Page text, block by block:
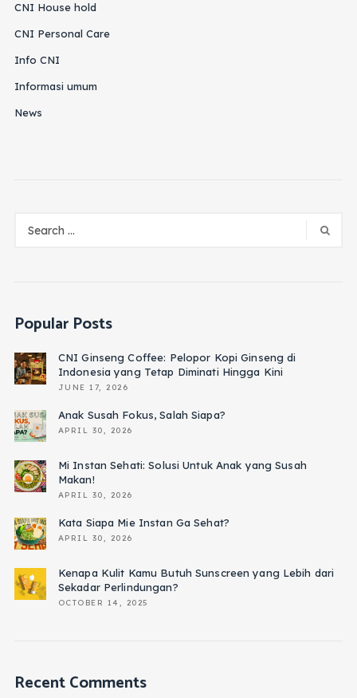
CNI House hold
CNI Personal Care
Info CNI
Informasi umum
News
Popular Posts
CNI Ginseng Coffee: Pelopor Kopi Ginseng di
Indonesia yang Tetap Diminati Hingga Kini
JUNE 17, 2026
Anak Susah Fokus, Salah Siapa?
APRIL 30, 2026
Mi Instan Sehati: Solusi Untuk Anak yang Susah
Makan!
APRIL 30, 2026
Kata Siapa Mie Instan Ga Sehat?
APRIL 30, 2026
Kenapa Kulit Kamu Butuh Sunscreen yang Lebih dari
Sekadar Perlindungan?
OCTOBER 14, 2025
Recent Comments